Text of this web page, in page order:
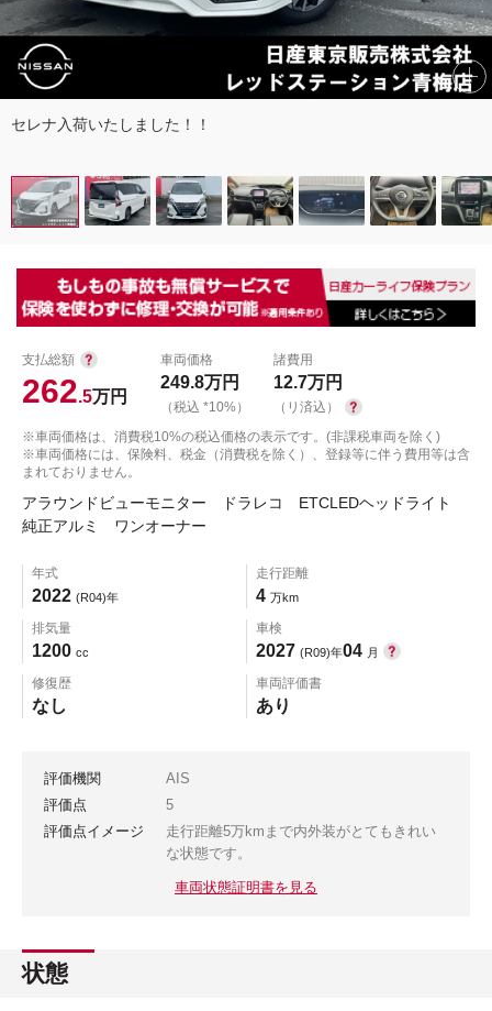
セレナ入荷いたしました！！
支払総額
262.5万円
車両価格
249.8万円
（税込 *10%）
諸費用
12.7万円
（リ済込）
※車両価格は、消費税10%の税込価格の表示です。(非課税車両を除く)
※車両価格には、保険料、税金（消費税を除く）、登録等に伴う費用等は含
まれておりません。
アラウンドビューモニター ドラレコ ETCLEDヘッドライト
純正アルミ ワンオーナー
年式
2022 (R04)年
走行距離
4 万km
排気量
1200 cc
車検
2027 (R09)年04 月
修復歴
なし
車両評価書
あり
評価機関
AIS
評価点
5
評価点イメージ
走行距離5万kmまで内外装がとてもきれい
な状態です。
車両状態証明書を見る
状態